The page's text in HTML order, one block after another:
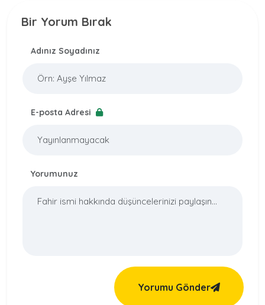
Bir Yorum Bırak
Adınız Soyadınız
E-posta Adresi
Yorumunuz
Yorumu Gönder